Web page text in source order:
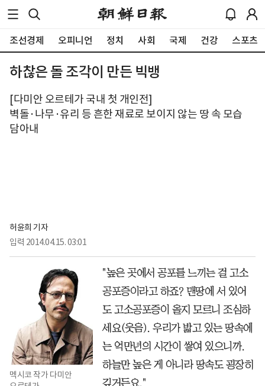
조선경제 오피니언 정치 사회 국제 건강 스포츠
하찮은 돌 조각이 만든 빅뱅
[다미안 오르테가 국내 첫 개인전]
벽돌·나무·유리 등 흔한 재료로 보이지 않는 땅 속 모습
담아내
허윤희 기자
입력 2014.04.15. 03:01
멕시코 작가 다미안
"높은 곳에서 공포를 느끼는 걸 고소
공포증이라고 하죠? 맨땅에 서 있어
도 고소공포증이 올지 모르니 조심하
세요(웃음). 우리가 밟고 있는 땅속에
는 억만년의 시간이 쌓여 있으니까.
하늘만 높은 게 아니라 땅속도 굉장히
깊거든요."